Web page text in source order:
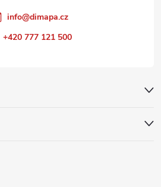
info@dimapa.cz
+420 777 121 500